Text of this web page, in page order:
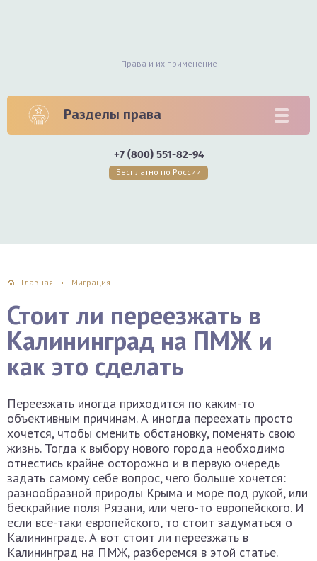
Права и их применение
Разделы права
+7 (800) 551-82-94
Бесплатно по России
Главная Миграция
Стоит ли переезжать в
Калининград на ПМЖ и
как это сделать
Переезжать иногда приходится по каким-то
объективным причинам. А иногда переехать просто
хочется, чтобы сменить обстановку, поменять свою
жизнь. Тогда к выбору нового города необходимо
отнестись крайне осторожно и в первую очередь
задать самому себе вопрос, чего больше хочется:
разнообразной природы Крыма и море под рукой, или
бескрайние поля Рязани, или чего-то европейского. И
если все-таки европейского, то стоит задуматься о
Калининграде. А вот стоит ли переезжать в
Калининград на ПМЖ, разберемся в этой статье.